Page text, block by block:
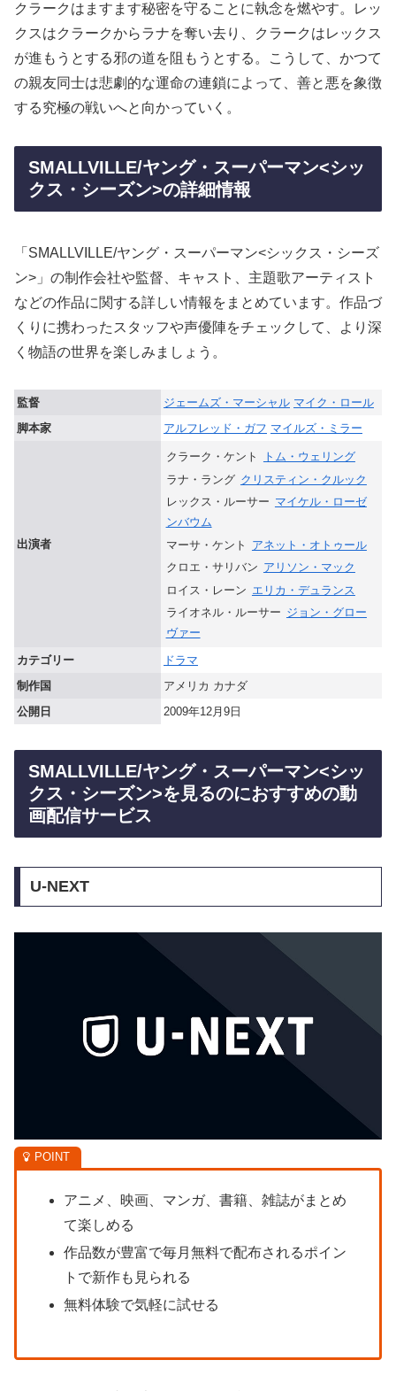
クラークはますます秘密を守ることに執念を燃やす。レッ
クスはクラークからラナを奪い去り、クラークはレックス
が進もうとする邪の道を阻もうとする。こうして、かつて
の親友同士は悲劇的な運命の連鎖によって、善と悪を象徴
する究極の戦いへと向かっていく。
SMALLVILLE/ヤング・スーパーマン<シッ
クス・シーズン>の詳細情報
「SMALLVILLE/ヤング・スーパーマン<シックス・シーズ
ン>」の制作会社や監督、キャスト、主題歌アーティスト
などの作品に関する詳しい情報をまとめています。作品づ
くりに携わったスタッフや声優陣をチェックして、より深
く物語の世界を楽しみましょう。
監督 ジェームズ・マーシャル マイク・ロール
脚本家
アルフレッド・ガフ マイルズ・ミラー
出演者
クラーク・ケント
トム・ウェリング
ラナ・ラング クリスティン・クルック
レックス・ルーサー マイケル・ローゼ
ンバウム
マーサ・ケント
アネット・オトゥール
クロエ・サリバン アリソン・マック
ロイス・レーン エリカ・デュランス
ライオネル・ルーサー ジョン・グロー
ヴァー
カテゴリー
ドラマ
制作国
アメリカ カナダ
公開日
2009年12月9日
SMALLVILLE/ヤング・スーパーマン<シッ
クス・シーズン>を見るのにおすすめの動
画配信サービス
U-NEXT
アニメ、映画、マンガ、書籍、雑誌がまとめ
て楽しめる
作品数が豊富で毎月無料で配布されるポイン
トで新作も見られる
無料体験で気軽に試せる